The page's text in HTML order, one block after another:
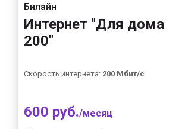
Билайн
Интернет "Для дома
200"
Скорость интернета: 200 Мбит/с
600 руб./месяц